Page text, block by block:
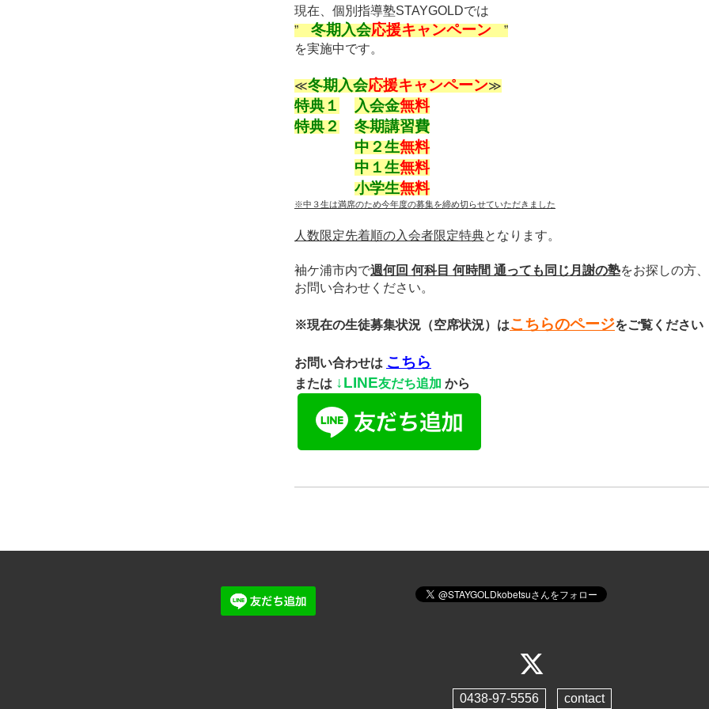
現在、 個別指導塾STAYGOLDでは
”
冬期入会応援キャンペーン
”
を実施中です。
≪冬期入会応援キャンペーン≫
特典１ 入会金無料
特典２
冬期講習費
中２生無料
中１生無料
小学生無料
※中３生は満席のため今年度の募集を締め切らせていただきました
人数限定先着順の入会者限定特典となります。
袖ケ浦市内で週何回 何科目 何時間 通っても同じ月謝の塾をお探しの方
お問い合わせください。
※現在の生徒募集状況（空席状況）はこちらのページをご覧ください
お問い合わせは こちら
または ↓LINE友だち追加 から
0438-97-5556 contact